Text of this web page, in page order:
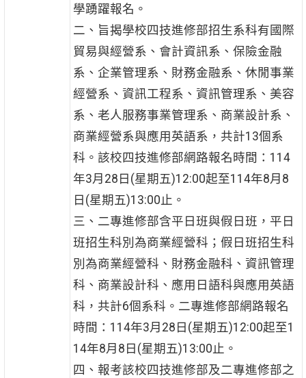
學踴躍報名。
二、旨揭學校四技進修部招生系科有國際
貿易與經營系、會計資訊系、保險金融
系、企業管理系、財務金融系、休閒事業
經營系、資訊工程系、資訊管理系、美容
系、老人服務事業管理系、商業設計系、
商業經營系與應用英語系，共計13個系
科。該校四技進修部網路報名時間：114
年3月28日(星期五)12:00起至114年8月8
日(星期五)13:00止。
三、二專進修部含平日班與假日班，平日
班招生科別為商業經營科；假日班招生科
別為商業經營科、財務金融科、資訊管理
科、商業設計科、應用日語科與應用英語
科，共計6個系科。二專進修部網路報名
時間：114年3月28日(星期五)12:00起至1
14年8月8日(星期五)13:00止。
四、報考該校四技進修部及二專進修部之